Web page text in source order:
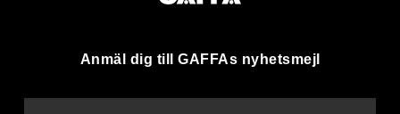
Anmäl dig till GAFFAs nyhetsmejl